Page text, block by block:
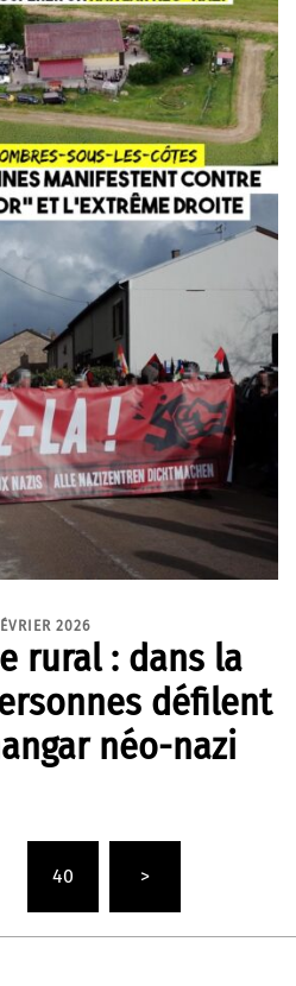
2026
rural : dans la
défilent
néo-nazi
40 >